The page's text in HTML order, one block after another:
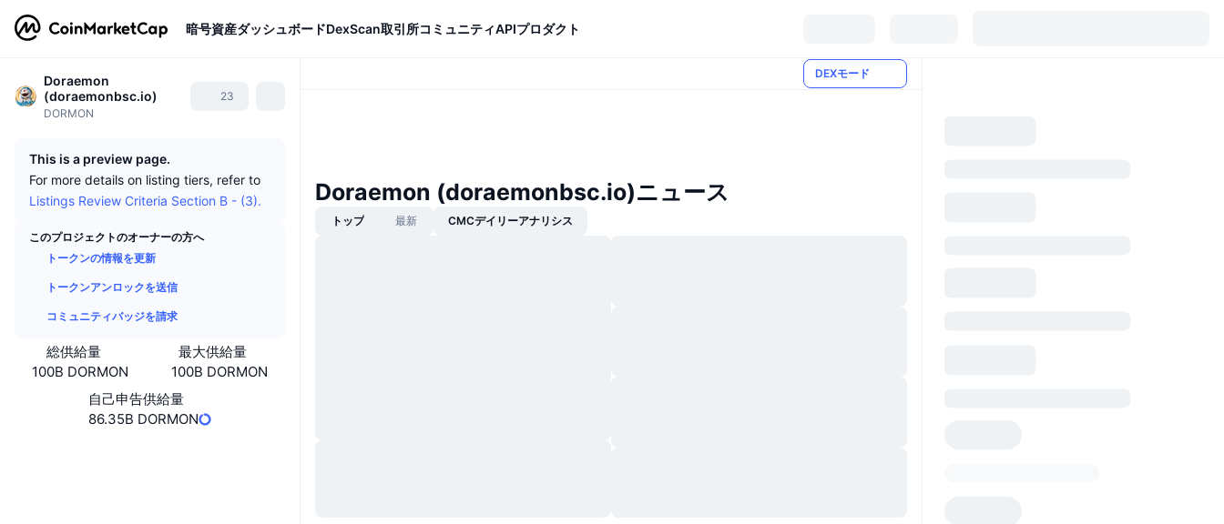
暗号資産ダッシュボードDexScan取引所コミュニティAPIプロダクト
Doraemon
(doraemonbsc.io)
DORMON
23
This is a preview page.
For more details on listing tiers, refer to
Listings Review Criteria Section B - (3).
このプロジェクトのオーナーの方へ
トークンの情報を更新
トークンアンロックを送信
コミュニティバッジを請求
総供給量
100B DORMON
最大供給量
100B DORMON
自己申告供給量
86.35B DORMON
DEXモード
Doraemon (doraemonbsc.io)ニュース
トップ 最新 CMCデイリーアナリシス